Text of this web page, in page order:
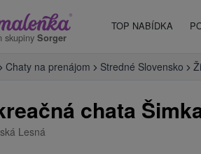
skupiny Sorger
TOP NABÍDKA
Chaty na prenájom Stredné Slovensko
chata
Lesná